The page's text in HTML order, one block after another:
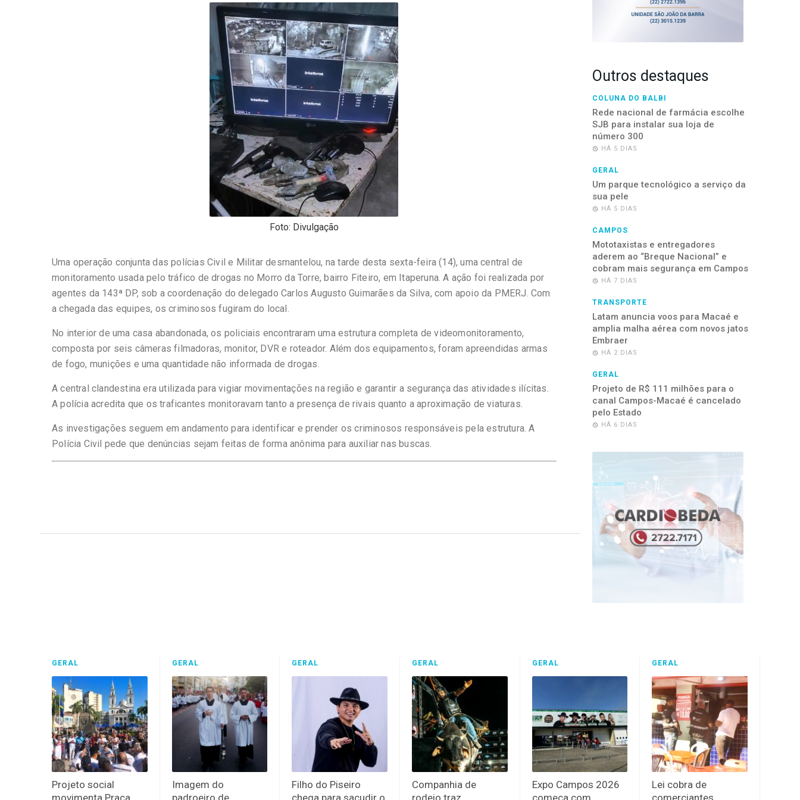
Foto: Divulgação
Uma operação conjunta das polícias Civil e Militar desmantelou, na tarde desta sexta-feira (14), uma central de
monitoramento usada pelo tráfico de drogas no Morro da Torre, bairro Fiteiro, em Itaperuna. A ação foi realizada por
agentes da 143ª DP, sob a coordenação do delegado Carlos Augusto Guimarães da Silva, com apoio da PMERJ. Com
a chegada das equipes, os criminosos fugiram do local.
No interior de uma casa abandonada, os policiais encontraram uma estrutura completa de videomonitoramento,
composta por seis câmeras filmadoras, monitor, DVR e roteador. Além dos equipamentos, foram apreendidas armas
de fogo, munições e uma quantidade não informada de drogas.
A central clandestina era utilizada para vigiar movimentações na região e garantir a segurança das atividades ilícitas.
A polícia acredita que os traficantes monitoravam tanto a presença de rivais quanto a aproximação de viaturas.
As investigações seguem em andamento para identificar e prender os criminosos responsáveis pela estrutura. A
Polícia Civil pede que denúncias sejam feitas de forma anônima para auxiliar nas buscas.
Outros destaques
COLUNA DO BALBI
Rede nacional de farmácia escolhe
SJB para instalar sua loja de
número 300
HÁ 5 DIAS
GERAL
Um parque tecnológico a serviço da
sua pele
HÁ 5 DIAS
CAMPOS
Mototaxistas e entregadores
aderem ao “Breque Nacional” e
cobram mais segurança em Campos
HÁ 7 DIAS
TRANSPORTE
Latam anuncia voos para Macaé e
amplia malha aérea com novos jatos
Embraer
HÁ 2 DIAS
GERAL
Projeto de R$ 111 milhões para o
canal Campos-Macaé é cancelado
pelo Estado
HÁ 6 DIAS
GERAL
Projeto social
GERAL
Imagem do
GERAL
Filho do Piseiro
GERAL
Companhia de
GERAL
Expo Campos 2026
GERAL
Lei cobra de